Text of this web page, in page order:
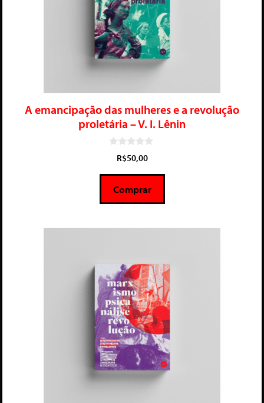
A emancipação das mulheres e a revolução
proletária – V. I. Lênin
5
R$50,00
Comprar